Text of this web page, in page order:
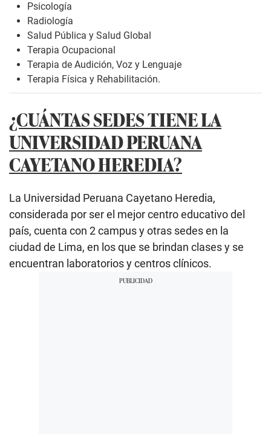
Psicología
Radiología
Salud Pública y Salud Global
Terapia Ocupacional
Terapia de Audición, Voz y Lenguaje
Terapia Física y Rehabilitación.
¿CUÁNTAS SEDES TIENE LA
UNIVERSIDAD PERUANA
CAYETANO HEREDIA?
La Universidad Peruana Cayetano Heredia,
considerada por ser el mejor centro educativo del
país, cuenta con 2 campus y otras sedes en la
ciudad de Lima, en los que se brindan clases y se
encuentran laboratorios y centros clínicos.